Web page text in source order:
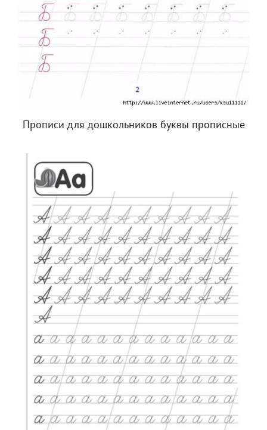
Прописи для дошкольников буквы прописные